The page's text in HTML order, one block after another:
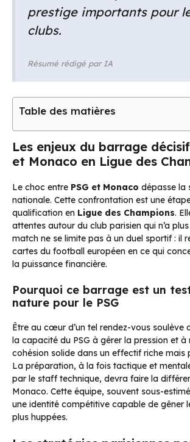
prestige importants pour
clubs.
Résumé rédigé par IA
Table des matières
Les enjeux du barrage
et Monaco en Ligue des
Le choc entre PSG et Monaco dépasse la
nationale. Cette confrontation est une
qualification en Ligue des Champions.
attentes autour du club parisien qui n’a plus
match ne se limite pas à un duel sportif : il
cartes du football européen en ce qui
la puissance financière.
Pourquoi ce barrage est un
nature pour le PSG
Être au cœur d’un tel rendez-vous soulève
la capacité du PSG à gérer la pression et à
cohésion solide dans un effectif riche mais
La préparation, à la fois tactique et
par le staff technique, devra faire la
Monaco. Cette équipe, souvent sous-
une identité compétitive capable de gêner
plus huppées.